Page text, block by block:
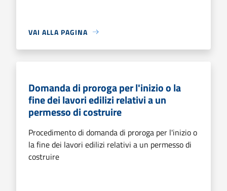
VAI ALLA PAGINA
Domanda di proroga per l'inizio o la
fine dei lavori edilizi relativi a un
permesso di costruire
Procedimento di domanda di proroga per l'inizio o
la fine dei lavori edilizi relativi a un permesso di
costruire